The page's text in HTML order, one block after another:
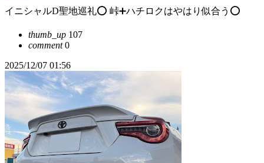
イニシャルD聖地巡礼⭕️ 峠➕ハチロクはやはり似合う⭕️
thumb_up 107
comment0
2025/12/07 01:56